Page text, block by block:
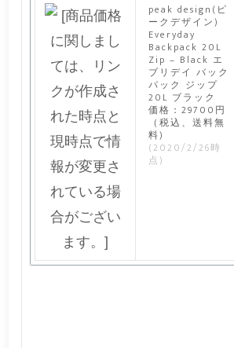
peak design(ピ
ークデザイン)
Everyday
Backpack 20L
Zip – Black エ
ブリデイ バック
パック ジップ
20L ブラック
価格：29700円
（税込、送料無
料)
(2020/2/26時
点)